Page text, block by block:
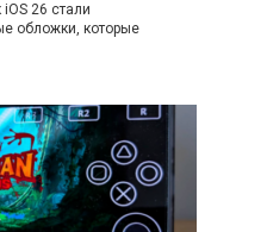
26 стали
обложки, которые